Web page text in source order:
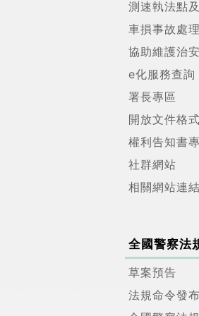
測速執法點
車損事故處理
協助維護治
e化服務查詢
署長專區
開放文件格
權利告知書
社群網站
相關網站連結
全國警察法
草案預告
法規命令發布